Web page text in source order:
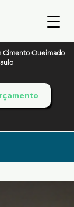
Cimento Queimado